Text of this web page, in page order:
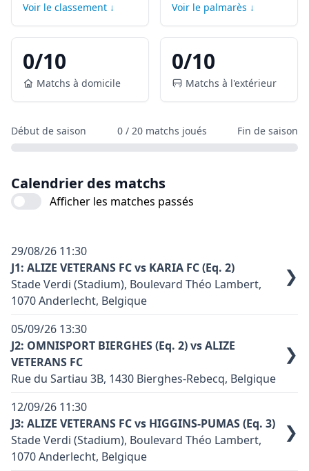
Voir le classement ↓ Voir le palmarès ↓
0/10
Matchs à domicile
0/10
Matchs à l'extérieur
Début de saison 0/ 20matchs joués Fin de saison
Calendrier des matchs
Afficher les matches passés
29/08/26 11:30
J1: ALIZE VETERANS FC vs KARIA FC (Eq. 2)
Stade Verdi (Stadium), Boulevard Théo Lambert,
1070 Anderlecht, Belgique
❯
Terrain synthétique: non
Code terrain: A08
Couleur principale équipe domicile: Rouge et Noir
Couleur principale équipe exterieure: Noir
Contact équipe domicile: Faid'Herbe T (0475.82.12.92 -
thierry.faidherbe@outlook.be)
Accès voiture : Via la chaussée de Mons jusqu'à
Veeweyde (carrefour Fr. Van Kalken). Prendre à droite
05/09/26 13:30
J2: OMNISPORT BIERGHES (Eq. 2) vs ALIZE
VETERANS FC
Rue du Sartiau 3B, 1430 Bierghes-Rebecq, Belgique
❯
Terrain synthétique: non
Code terrain: B02
Couleur principale équipe domicile: Bordeaux
Couleur principale équipe exterieure: Rouge et Noir
12/09/26 11:30
J3: ALIZE VETERANS FC vs HIGGINS-PUMAS (Eq. 3)
Stade Verdi (Stadium), Boulevard Théo Lambert,
1070 Anderlecht, Belgique
❯